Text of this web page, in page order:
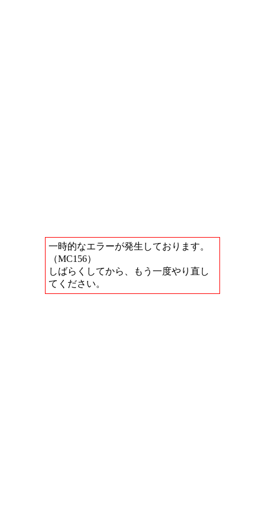
一時的なエラーが発生しております。
（MC156）
しばらくしてから、もう一度やり直し
てください。